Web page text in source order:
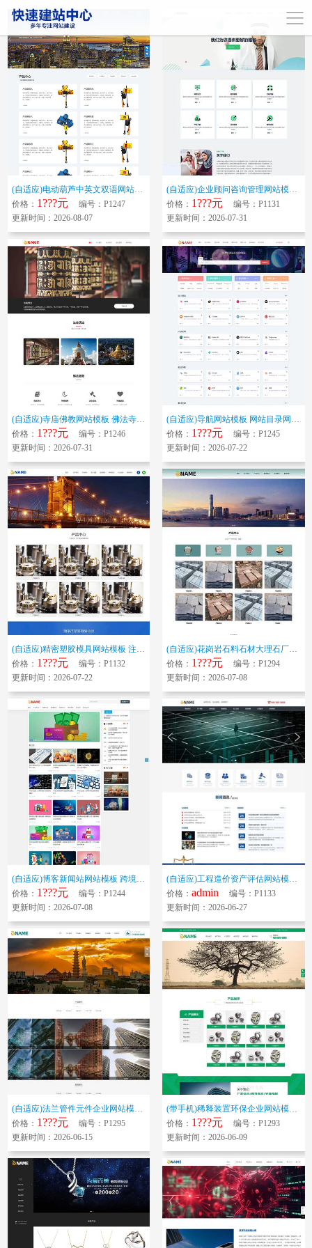
(自适应)电动葫芦中英文双语网站模板 起重设备网站源码下载
价格： 1???元 编号：P1247
更新时间：2026-08-07
(自适应)企业顾问咨询管理网站模板 金融服务机构网站源码下载
价格： 1???元 编号：P1131
更新时间：2026-07-31
(自适应)寺庙佛教网站模板 佛法寺庙网站源码下载
价格： 1???元 编号：P1246
更新时间：2026-07-31
(自适应)导航网站模板 网站目录网站源码下载
价格： 1???元 编号：P1245
更新时间：2026-07-22
(自适应)精密塑胶模具网站模板 注塑工艺加工网站源码下载
价格： 1???元 编号：P1132
更新时间：2026-07-22
(自适应)花岗岩石料石材大理石厂家企业网站模板 石板建材供应商标准网站源...
价格： 1???元 编号：P1294
更新时间：2026-07-08
(自适应)博客新闻站网站模板 跨境电商博客网站源码下载
价格： 1???元 编号：P1244
更新时间：2026-07-08
(自适应)工程造价资产评估网站模板 企业管理劳务外包网站源码下载
价格：admin 编号：P1133
更新时间：2026-06-27
(自适应)法兰管件元件企业网站模板 管件弯头三通异径管网站源码下载
价格： 1???元 编号：P1295
更新时间：2026-06-15
(带手机)稀释装置环保企业网站模板 环保设备空气净化器企业网站源码下...
价格： 1???元 编号：P1293
更新时间：2026-06-09